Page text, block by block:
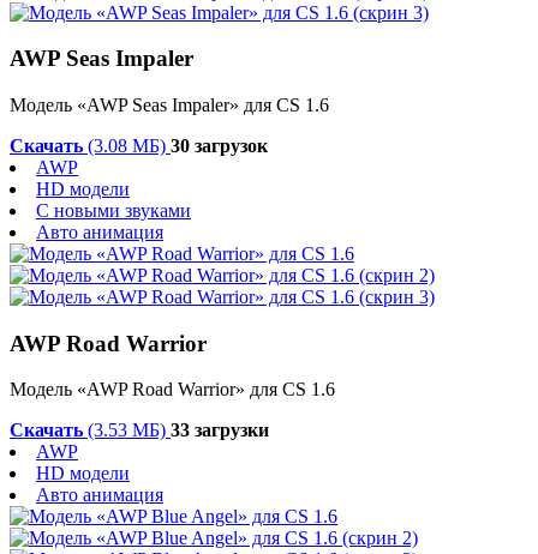
AWP Seas Impaler
Модель «AWP Seas Impaler» для CS 1.6
Скачать (3.08 МБ) 30 загрузок
AWP
HD модели
С новыми звуками
Авто анимация
AWP Road Warrior
Модель «AWP Road Warrior» для CS 1.6
Скачать (3.53 МБ) 33 загрузки
AWP
HD модели
Авто анимация